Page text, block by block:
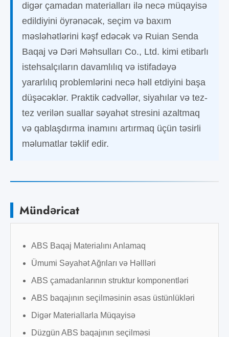
digər çamadan materialları ilə necə müqayisə
edildiyini öyrənəcək, seçim və baxım
məsləhətlərini kəşf edəcək və Ruian Senda
Baqaj və Dəri Məhsulları Co., Ltd. kimi etibarlı
istehsalçıların davamlılıq və istifadəyə
yararlılıq problemlərini necə həll etdiyini başa
düşəcəklər. Praktik cədvəllər, siyahılar və tez-
tez verilən suallar səyahət stresini azaltmaq
və qablaşdırma inamını artırmaq üçün təsirli
məlumatlar təklif edir.
Mündəricat
ABS Baqaj Materialını Anlamaq
Ümumi Səyahət Ağrıları və Həllləri
ABS çamadanlarının struktur komponentləri
ABS baqajının seçilməsinin əsas üstünlükləri
Digər Materiallarla Müqayisə
Düzgün ABS baqajının seçilməsi